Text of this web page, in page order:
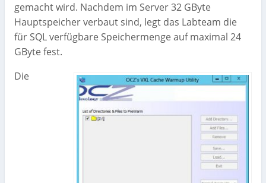
gemacht wird. Nachdem im Server 32 GByte
Hauptspeicher verbaut sind, legt das Labteam die
für SQL verfügbare Speichermenge auf maximal 24
GByte fest.
Die